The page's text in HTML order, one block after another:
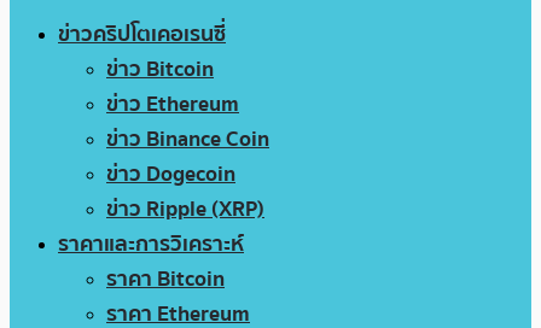
ข่าวคริปโตเคอเรนซี่
ข่าว Bitcoin
ข่าว Ethereum
ข่าว Binance Coin
ข่าว Dogecoin
ข่าว Ripple (XRP)
ราคาและการวิเคราะห์
ราคา Bitcoin
ราคา Ethereum